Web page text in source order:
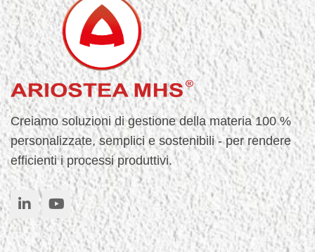
Creiamo soluzioni di gestione della materia 100 %
personalizzate, semplici e sostenibili - per rendere
efficienti i processi produttivi.